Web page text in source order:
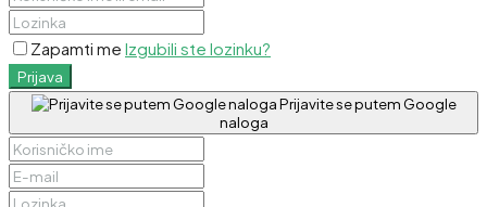
Zapamti me Izgubili ste lozinku?
Prijava
Prijavite se putem Google
naloga